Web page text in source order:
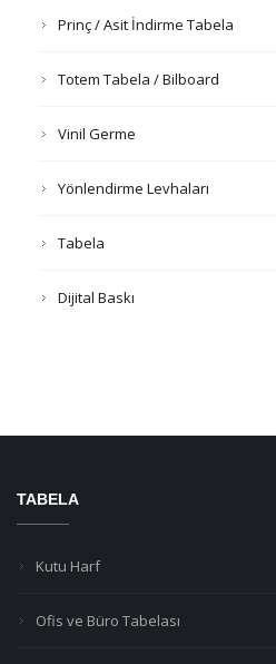
Prinç / Asit İndirme Tabela
Totem Tabela / Bilboard
Vinil Germe
Yönlendirme Levhaları
Tabela
Dijital Baskı
TABELA
Kutu Harf
Ofis ve Büro Tabelası